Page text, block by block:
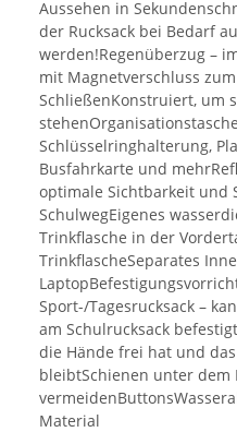
Aussehen in
der Rucksack bei Bedarf
werden!Regenüberzug –
mit Magnetverschluss
SchließenKonstruiert, um
Schlüsselringhalterung,
Busfahrkarte und
optimale Sichtbarkeit und
SchulwegEigenes
Trinkflasche in der
TrinkflascheSeparates
Sport-/Tagesrucksack –
am Schulrucksack
die Hände frei hat und
bleibtSchienen unter dem
Material